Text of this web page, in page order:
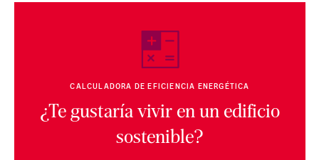
CALCULADORA DE EFICIENCIA ENERGÉTICA
¿Te gustaría vivir en un edificio
sostenible?